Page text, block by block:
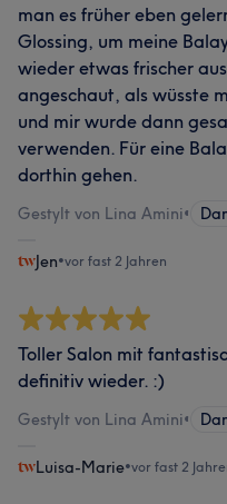
man es früher eben
Glossing, um meine
wieder etwas frischer
angeschaut, als wüsste
und mir wurde dann
verwenden. Für eine
dorthin gehen.
Gestylt von Lina Amini•
Jen•vor fast 2 Jahren
Toller Salon mit
definitiv wieder. :)
Gestylt von Lina Amini•
Luisa-Marie•vor fast 2